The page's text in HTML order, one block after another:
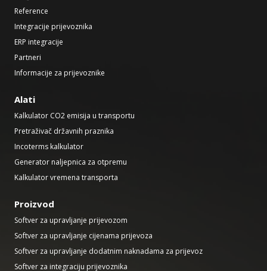
Reference
Integracije prijevoznika
ERP integracije
Partneri
Informacije za prijevoznike
Alati
Kalkulator CO2 emisija u transportu
Pretraživač državnih praznika
Incoterms kalkulator
Generator naljepnica za otpremu
Kalkulator vremena transporta
Proizvod
Softver za upravljanje prijevozom
Softver za upravljanje cijenama prijevoza
Softver za upravljanje dodatnim naknadama za prijevoz
Softver za integraciju prijevoznika